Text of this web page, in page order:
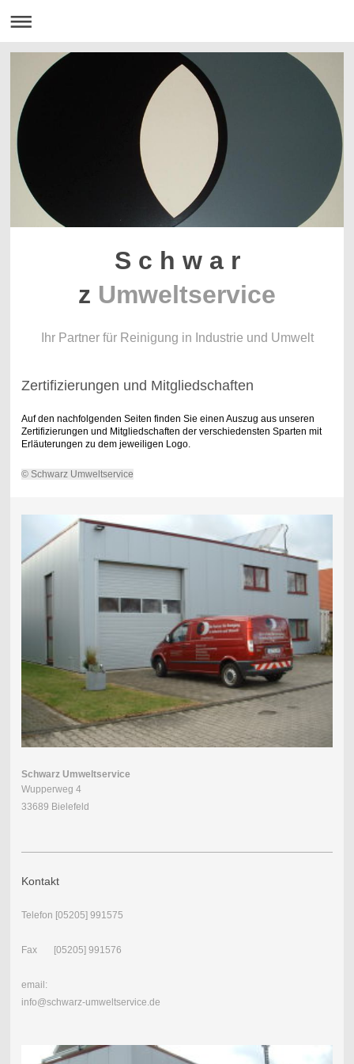
S c h w a r
z Umweltservice
Ihr Partner für Reinigung in Industrie und Umwelt
Zertifizierungen und Mitgliedschaften
Auf den nachfolgenden Seiten finden Sie einen Auszug aus unseren
Zertifizierungen und Mitgliedschaften der verschiedensten Sparten mit
Erläuterungen zu dem jeweiligen Logo.
© Schwarz Umweltservice
Schwarz Umweltservice
Wupperweg 4
33689 Bielefeld
Kontakt
Telefon [05205] 991575
Fax [05205] 991576
email:
info@schwarz-umweltservice.de